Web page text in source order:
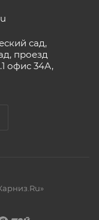
сад,
проезд
офис 34А,